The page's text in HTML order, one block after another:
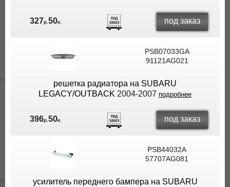
327р. 50к. под заказ
PSB07033GA
91121AG021
решетка радиатора на SUBARU
LEGACY/OUTBACK 2004-2007 подробнее
396р. 50к. под заказ
PSB44032A
57707AG081
усилитель переднего бампера на SUBARU